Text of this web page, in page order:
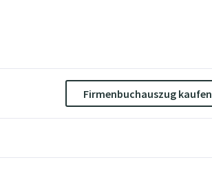
Firmenbuchauszug kaufen